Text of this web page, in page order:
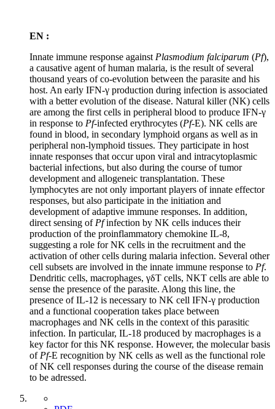
EN :
Innate immune response against Plasmodium falciparum (Pf),
a causative agent of human malaria, is the result of several
thousand years of co-evolution between the parasite and his
host. An early IFN-γ production during infection is associated
with a better evolution of the disease. Natural killer (NK) cells
are among the first cells in peripheral blood to produce IFN-γ
in response to Pf-infected erythrocytes (Pf-E). NK cells are
found in blood, in secondary lymphoid organs as well as in
peripheral non-lymphoid tissues. They participate in host
innate responses that occur upon viral and intracytoplasmic
bacterial infections, but also during the course of tumor
development and allogeneic transplantation. These
lymphocytes are not only important players of innate effector
responses, but also participate in the initiation and
development of adaptive immune responses. In addition,
direct sensing ofPfinfection by NK cells induces their
production of the proinflammatory chemokine IL-8,
suggesting a role for NK cells in the recruitment and the
activation of other cells during malaria infection. Several other
cell subsets are involved in the innate immune response to Pf.
Dendritic cells, macrophages, γδT cells, NKT cells are able to
sense the presence of the parasite. Along this line, the
presence of IL-12 is necessary to NK cell IFN-γ production
and a functional cooperation takes place between
macrophages and NK cells in the context of this parasitic
infection. In particular, IL-18 produced by macrophages is a
key factor for this NK response. However, the molecular basis
of Pf-E recognition by NK cells as well as the functional role
of NK cell responses during the course of the disease remain
to be adressed.